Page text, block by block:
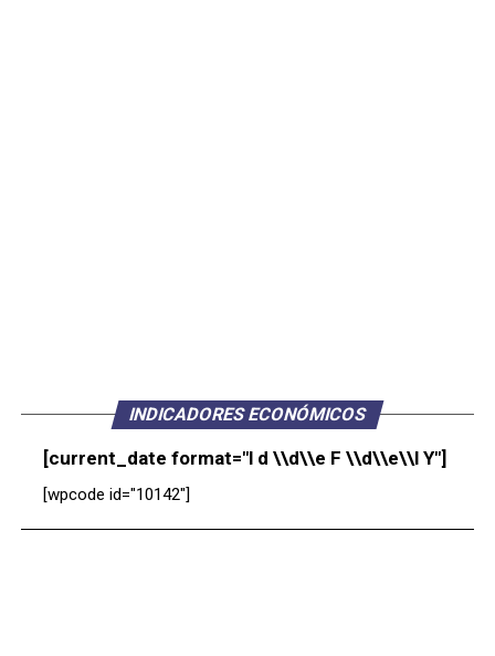
INDICADORES ECONÓMICOS
[current_date format="l d \\d\\e F \\d\\e\\l Y"]
[wpcode id="10142"]